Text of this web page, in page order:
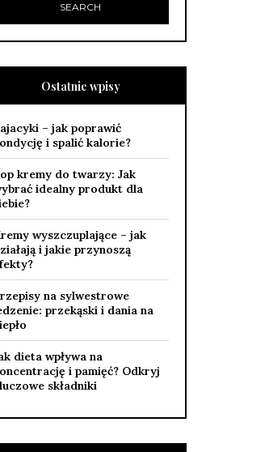
Ostatnie wpisy
– jak poprawić
i spalić kalorie?
kremy do twarzy: Jak
idealny produkt dla
wyszczuplające – jak
i jakie przynoszą
na sylwestrowe
przekąski i dania na
dieta wpływa na
i pamięć? Odkryj
składniki